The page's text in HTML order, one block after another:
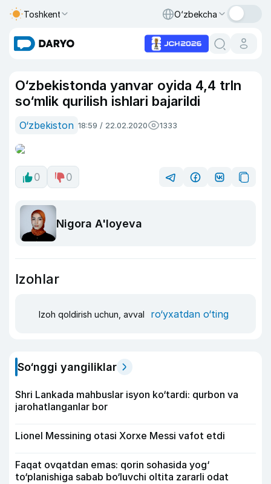
Toshkent O‘zbekcha
O‘zbekistonda yanvar oyida 4,4 trln
so‘mlik qurilish ishlari bajarildi
O‘zbekiston 18:59 / 22.02.2020 1333
0 0
Nigora A'loyeva
Izohlar
Izoh qoldirish uchun, avval ro‘yxatdan o‘ting
So‘nggi yangiliklar
Shri Lankada mahbuslar isyon ko‘tardi: qurbon va
jarohatlanganlar bor
Lionel Messining otasi Xorxe Messi vafot etdi
Faqat ovqatdan emas: qorin sohasida yog‘
to‘planishiga sabab bo‘luvchi oltita zararli odat